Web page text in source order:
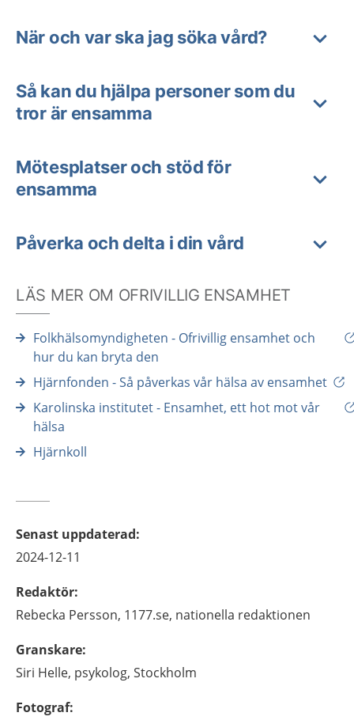
När och var ska jag söka vård?
Så kan du hjälpa personer som du
tror är ensamma
Mötesplatser och stöd för
ensamma
Påverka och delta i din vård
LÄS MER OM OFRIVILLIG ENSAMHET
Folkhälsomyndigheten - Ofrivillig ensamhet och
hur du kan bryta den
Hjärnfonden - Så påverkas vår hälsa av ensamhet
Karolinska institutet - Ensamhet, ett hot mot vår
hälsa
Hjärnkoll
Senast uppdaterad:
2024-12-11
Redaktör:
Rebecka Persson, 1177.se, nationella redaktionen
Granskare:
Siri Helle, psykolog, Stockholm
Fotograf: